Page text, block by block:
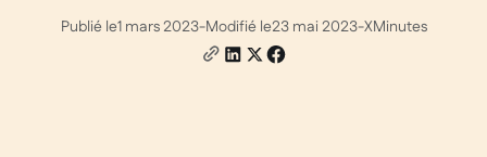
Publié le1 mars 2023-Modifié le23 mai 2023-XMinutes